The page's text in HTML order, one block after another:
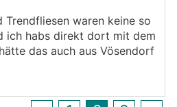
Trendfliesen waren keine so
ich habs direkt dort mit dem
das auch aus Vösendorf